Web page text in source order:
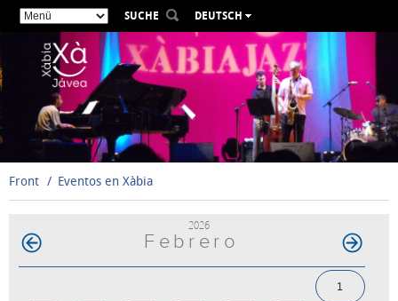
SUCHE
DEUTSCH
ESPAÑOL
VALENCIÀ
FRANÇAIS
РУССКИЙ
Front Eventos en Xàbia
2026
Febrero
1